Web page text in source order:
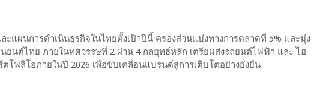
ะแผนการดำเนินธุรกิจในไทยตั้งเป้าปีนี้ ครองส่วนแบ่งทางการตลาดที่ 5% และมุ่ง
ยนต์ไทย ภายในทศวรรษที่ 2 ผ่าน 4 กลยุทธ์หลัก เตรียมส่งรถยนต์ไฟฟ้า และ ไฮ
โฟลิโอภายในปี 2026 เพื่อขับเคลื่อนแบรนด์สู่การเติบโตอย่างยั่งยืน